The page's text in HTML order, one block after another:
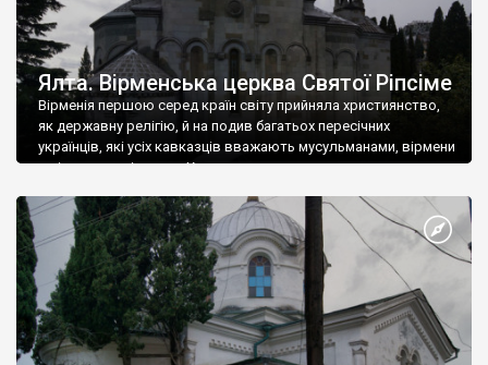
Ялта. Вірменська церква Святої Ріпсіме
Вірменія першою серед країн світу прийняла християнство,
як державну релігію, й на подив багатьох пересічних
українців, які усіх кавказців вважають мусульманами, вірмени
є відданими вірянами Христа